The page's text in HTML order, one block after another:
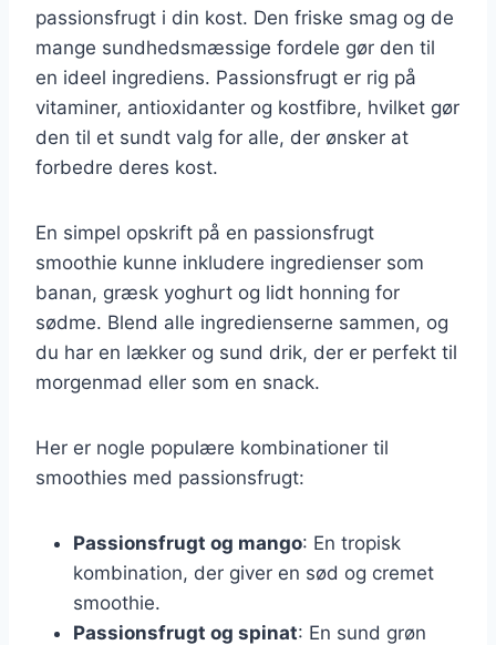
passionsfrugt i din kost. Den friske smag og de
mange sundhedsmæssige fordele gør den til
en ideel ingrediens. Passionsfrugt er rig på
vitaminer, antioxidanter og kostfibre, hvilket gør
den til et sundt valg for alle, der ønsker at
forbedre deres kost.
En simpel opskrift på en passionsfrugt
smoothie kunne inkludere ingredienser som
banan, græsk yoghurt og lidt honning for
sødme. Blend alle ingredienserne sammen, og
du har en lækker og sund drik, der er perfekt til
morgenmad eller som en snack.
Her er nogle populære kombinationer til
smoothies med passionsfrugt:
Passionsfrugt og mango: En tropisk
kombination, der giver en sød og cremet
smoothie.
Passionsfrugt og spinat: En sund grøn